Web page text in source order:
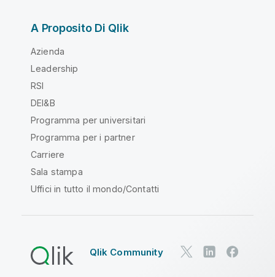
A Proposito Di Qlik
Azienda
Leadership
RSI
DEI&B
Programma per universitari
Programma per i partner
Carriere
Sala stampa
Uffici in tutto il mondo/Contatti
Qlik Community